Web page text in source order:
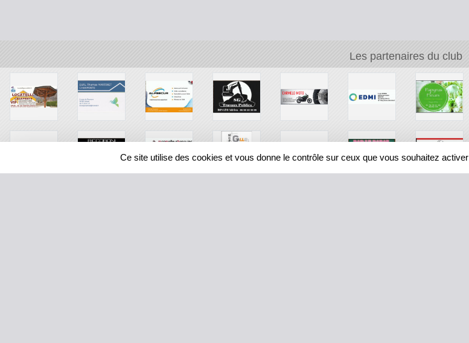
Les partenaires du club
Ce site utilise des cookies et vous donne le contrôle sur ceux que vous souhaitez activer